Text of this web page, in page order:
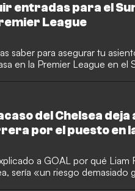
entradas para el
League
saber para asegurar tu
en la Premier League en el
del Chelsea deja
por el puesto en
a GOAL por qué Liam
sería «un riesgo demasiado
regresar de inmediato a la